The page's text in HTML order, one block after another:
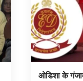
ओडिशा के